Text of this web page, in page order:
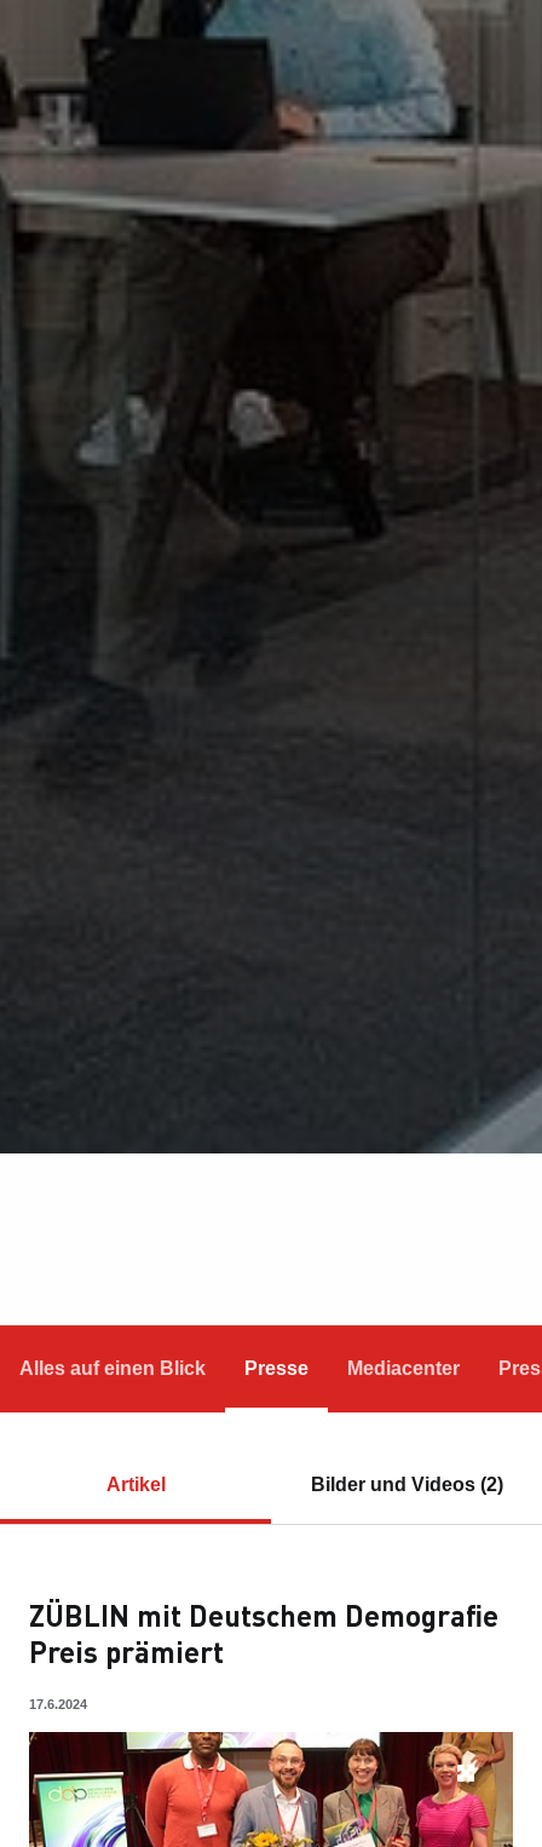
Alles auf einen Blick Presse Mediacenter
Artikel Bilder und Videos (2)
ZÜBLIN mit Deutschem Demografie
Preis prämiert
17.6.2024